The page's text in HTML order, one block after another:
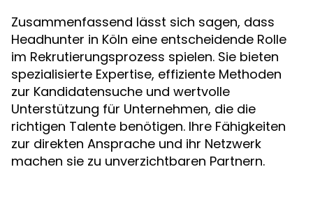
Zusammenfassend lässt sich sagen, dass
Headhunter in Köln eine entscheidende Rolle
im Rekrutierungsprozess spielen. Sie bieten
spezialisierte Expertise, effiziente Methoden
zur Kandidatensuche und wertvolle
Unterstützung für Unternehmen, die die
richtigen Talente benötigen. Ihre Fähigkeiten
zur direkten Ansprache und ihr Netzwerk
machen sie zu unverzichtbaren Partnern.